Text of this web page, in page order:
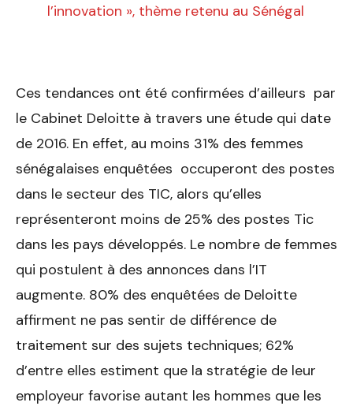
l’innovation », thème retenu au Sénégal
Ces tendances ont été confirmées d’ailleurs par
le Cabinet Deloitte à travers une étude qui date
de 2016. En effet, au moins 31% des femmes
sénégalaises enquêtées occuperont des postes
dans le secteur des TIC, alors qu’elles
représenteront moins de 25% des postes Tic
dans les pays développés. Le nombre de femmes
qui postulent à des annonces dans l’IT
augmente. 80% des enquêtées de Deloitte
affirment ne pas sentir de différence de
traitement sur des sujets techniques; 62%
d’entre elles estiment que la stratégie de leur
employeur favorise autant les hommes que les